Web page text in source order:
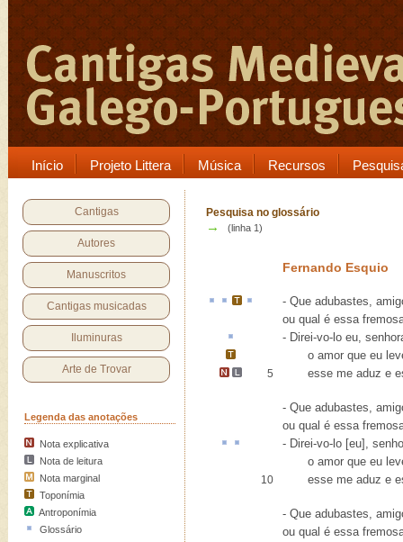
Início Projeto Littera Música Recursos
Cantigas
Autores
Manuscritos
Cantigas musicadas
Iluminuras
Arte de Trovar
Legenda das anotações
Nota explicativa
Nota de leitura
Nota marginal
Toponímia
Antroponímia
Glossário
Pesquisa no glossário
→ (linha 1)
Fernando Esquio
- Que adubastes,
ou qual é essa
- Direi-vo-lo eu,
o amor que eu
5 esse me aduz e
- Que adubastes,
ou qual é essa
- Direi-vo-lo [eu],
o amor que eu
10 esse me aduz e
- Que adubastes,
ou qual é essa